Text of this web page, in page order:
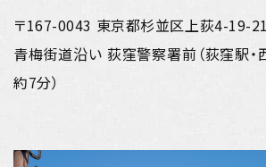
〒167-0043 東京都杉並区上荻4-19-
青梅街道沿い 荻窪警察署前（荻窪駅・
約7分）